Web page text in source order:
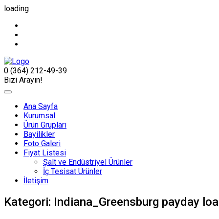
loading
0 (364) 212-49-39
Bizi Arayın!
Ana Sayfa
Kurumsal
Ürün Grupları
Bayilikler
Foto Galeri
Fiyat Listesi
Şalt ve Endüstriyel Ürünler
İç Tesisat Ürünler
İletişim
Kategori: Indiana_Greensburg payday